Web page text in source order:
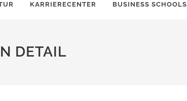
KARRIERECENTER BUSINESS SCHOOLS
DETAIL